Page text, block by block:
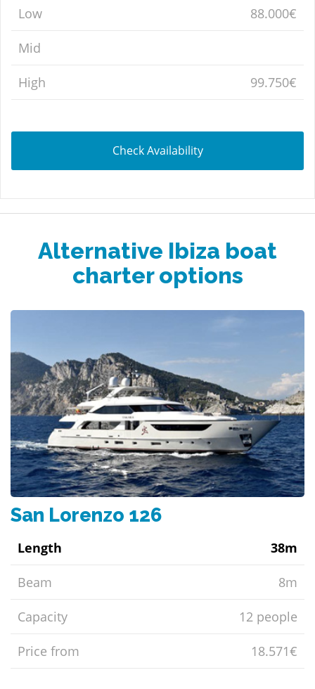
Low 88.000€
Mid
High 99.750€
Check Availability
Alternative Ibiza boat
charter options
San Lorenzo 126
Length 38m
Beam 8m
Capacity 12 people
Price from 18.571€